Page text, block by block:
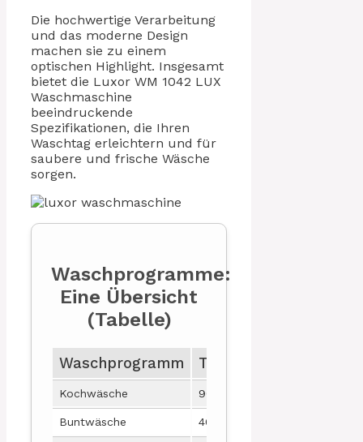
Die hochwertige Verarbeitung
und das moderne Design
machen sie zu einem
optischen Highlight. Insgesamt
bietet die Luxor WM 1042 LUX
Waschmaschine
beeindruckende
Spezifikationen, die Ihren
Waschtag erleichtern und für
saubere und frische Wäsche
sorgen.
Waschprogramme:
Eine Übersicht
(Tabelle)
Waschprogramm Temperatur (°C)
Kochwäsche 90
Buntwäsche 40